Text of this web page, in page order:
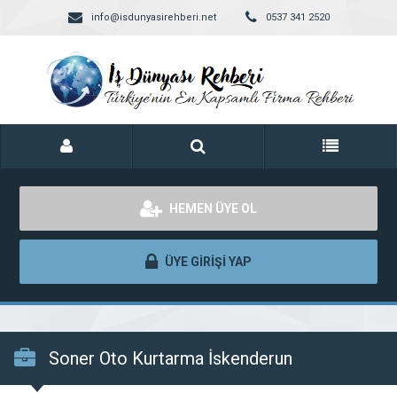
info@isdunyasirehberi.net 0537 341 2520
HEMEN ÜYE OL
ÜYE GİRİŞİ YAP
Soner Oto Kurtarma İskenderun